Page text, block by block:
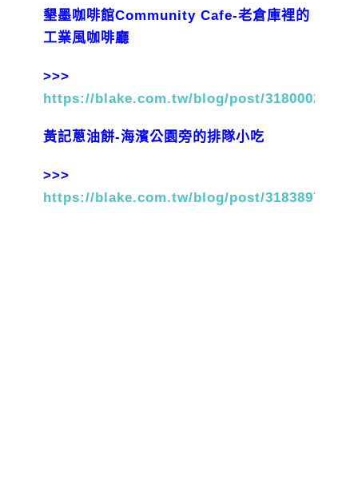
墾墨咖啡館Community Cafe-老倉庫裡的
工業風咖啡廳
>>>
https://blake.com.tw/blog/post/31800029
黃記蔥油餅-海濱公園旁的排隊小吃
>>>
https://blake.com.tw/blog/post/31838977